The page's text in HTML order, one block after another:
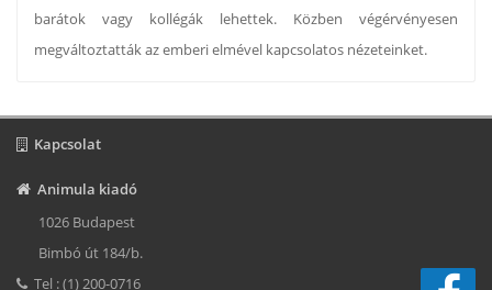
barátok vagy kollégák lehettek. Közben végérvényesen
megváltoztatták az emberi elmével kapcsolatos nézeteinket.
Kapcsolat
Animula kiadó
1026 Budapest
Bimbó út 184/b.
Tel : (1) 200-0716